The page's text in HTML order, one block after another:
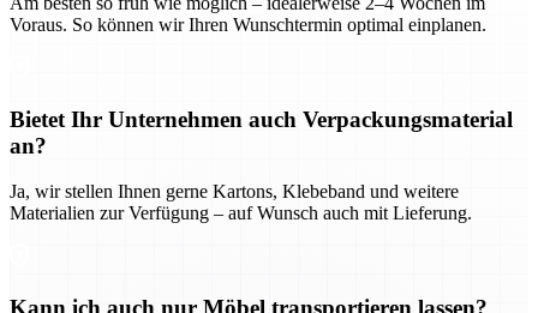
Voraus. So können wir Ihren Wunschtermin optimal einplanen.
Bietet Ihr Unternehmen auch Verpackungsmaterial
an?
Ja, wir stellen Ihnen gerne Kartons, Klebeband und weitere
Materialien zur Verfügung – auf Wunsch auch mit Lieferung.
Kann ich auch nur Möbel transportieren lassen?